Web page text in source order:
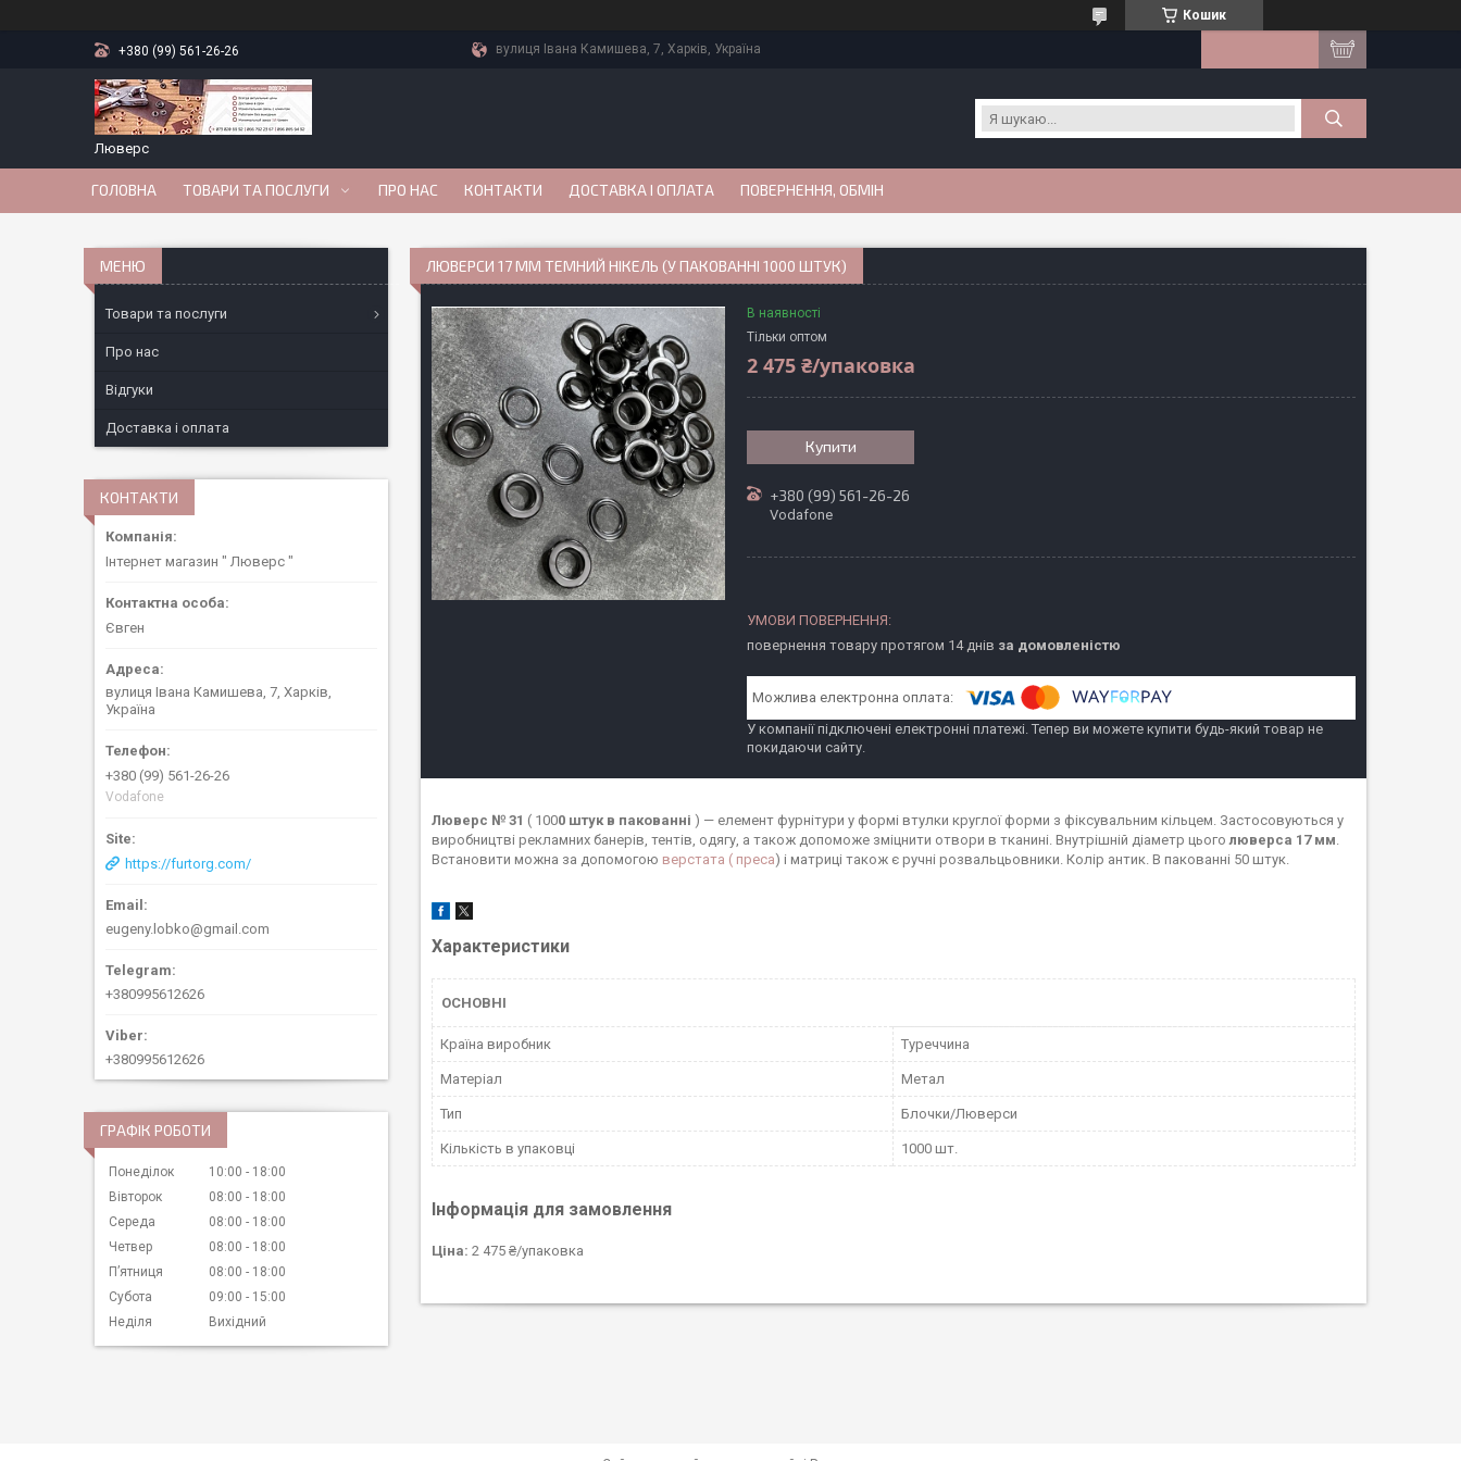
Кошик
+380 (99) 561-26-26 вулиця Івана Камишева, 7, Харків, Україна
Люверс
ГОЛОВНА ТОВАРИ ТА ПОСЛУГИ ПРО НАС КОНТАКТИ ДОСТАВКА І ОПЛАТА ПОВЕРНЕННЯ, ОБМІН
ЛЮВЕРСИ 17 ММ ТЕМНИЙ НІКЕЛЬ (У ПАКОВАННІ 1000 ШТУК)
В наявності
Тільки оптом
2 475 ₴/упаковка
Купити
+380 (99) 561-26-26
Vodafone
повернення товару протягом 14 днів за домовленістю
У компанії підключені електронні платежі. Тепер ви можете купити будь-який товар не
покидаючи сайту.
Люверс № 31 ( 1000 штук в пакованні ) — елемент фурнітури у формі втулки круглої форми з фіксувальним кільцем. Застосовуються у
виробництві рекламних банерів, тентів, одягу, а також допоможе зміцнити отвори в тканині. Внутрішній діаметр цього люверса 17 мм
Встановити можна за допомогою верстата ( преса) і матриці також є ручні розвальцьовники. Колір антик. В пакованні 50 штук.
Характеристики
ОСНОВНІ
Країна виробник Туреччина
Матеріал Метал
Тип Блочки/Люверси
Кількість в упаковці 1000 шт.
Інформація для замовлення
Ціна: 2 475 ₴/упаковка
Товари та послуги
Про нас
Відгуки
Доставка і оплата
КОНТАКТИ
Інтернет магазин " Люверс "
Євген
вулиця Івана Камишева, 7, Харків,
Україна
+380 (99) 561-26-26
Vodafone
https://furtorg.com/
eugeny.lobko@gmail.com
+380995612626
+380995612626
ГРАФІК РОБОТИ
Понеділок 10:00
18:00
Вівторок
08:00
18:00
Середа
08:00
18:00
Четвер
08:00
18:00
Пʼятниця
08:00
18:00
Субота
09:00
15:00
Неділя
Вихідний